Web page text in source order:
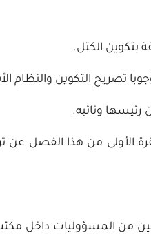
بتكوين الكتل.
تصريح التكوين والنظام
ونائبه.
من هذا الفصل عن
من المسؤوليات داخل